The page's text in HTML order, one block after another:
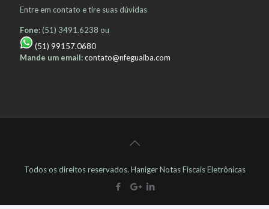
Entre em contato e tire suas dúvidas
Fone:(51) 3491.6238 ou
(51) 99157.0680
Mande um email:contato@nfeguaiba.com
Todos os direitos reservados. Haniger Notas Fiscais Eletrônicas